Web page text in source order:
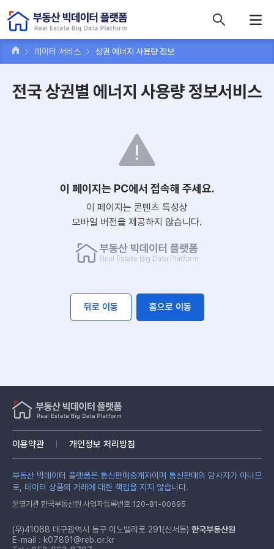
데이터 서비스 상권 에너지 사용량 정보
전국 상권별 에너지 사용량 정보서비스
이 페이지는 PC에서 접속해 주세요.
이 페이지는 콘텐츠 특성상
모바일 버전을 제공하지 않습니다.
뒤로 이동 홈으로 이동
이용약관 개인정보 처리방침
부동산 빅데이터 플랫폼은 통신판매중개자이며 통신판매의 당사자가 아니므
로, 데이터 상품의 거래에 대한 책임을 지지 않습니다.
운영기관 한국부동산원 사업자등록번호 120-81-00695
(우)41068 대구광역시 동구 이노밸리로 291(신서동) 한국부동산원
E-mail : k07891@reb.or.kr